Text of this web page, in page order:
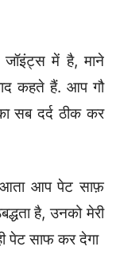
में है, माने
कहते हैं. आप गौ
सब दर्द ठीक कर
आप पेट साफ़
है, उनको मेरी
पेट साफ कर देगा